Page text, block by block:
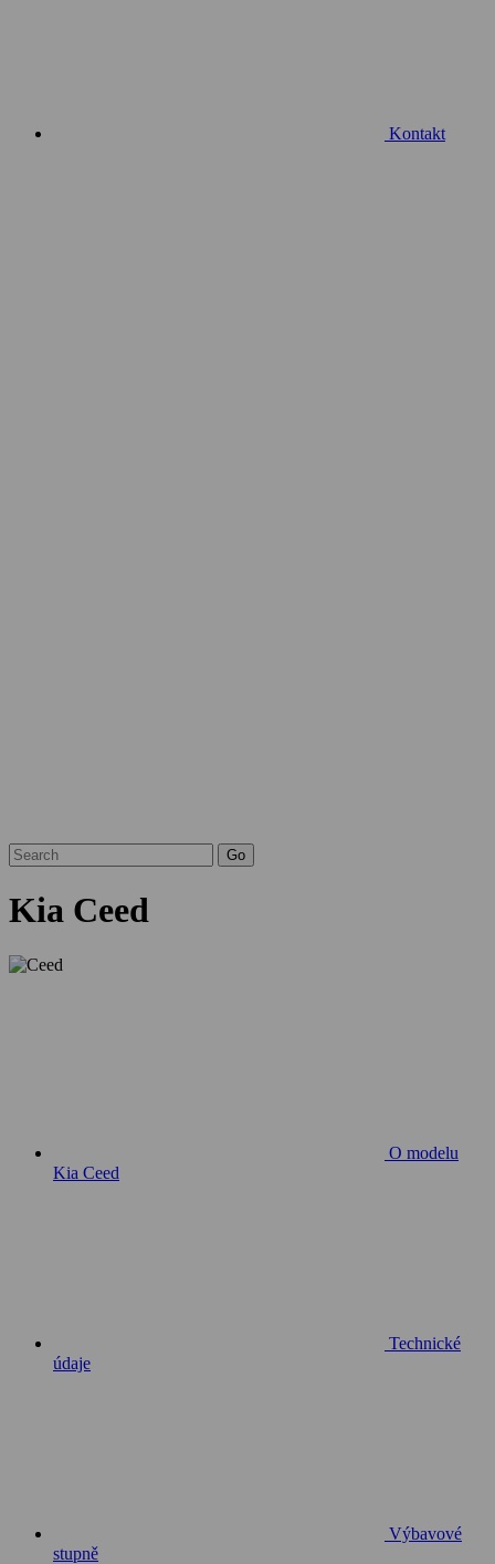
Kontakt
Kia Ceed
O modelu
Kia Ceed
Technické
údaje
Výbavové
stupně